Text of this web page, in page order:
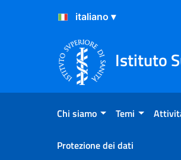
Salta al Contenuto
Salta al Footer
Istituto
Chi siamo Temi
Protezione dei dati